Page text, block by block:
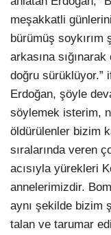
meşakkatli
bürümüş soykırım
arkasına
doğru sürüklüyor.”
Erdoğan, şöyle
söylemek isterim,
öldürülenler bizim
sıralarında veren
acısıyla yürekleri
annelerimizdir.
aynı şekilde bizim
talan ve tarumar